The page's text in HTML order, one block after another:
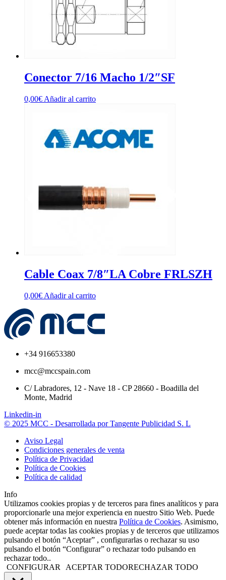
Conector 7/16 Macho 1/2″SF
0,00€ Añadir al carrito
Cable Coax 7/8″LA Cobre FRLSZH
0,00€ Añadir al carrito
+34 916653380
mcc@mccspain.com
C/ Labradores, 12 - Nave 18 - CP 28660 - Boadilla del
Monte, Madrid
Linkedin-in
© 2025 MCC - Desarrollada por Tangente Publicidad S. L
Aviso Legal
Condiciones generales de venta
Política de Privacidad
Política de Cookies
Política de calidad
Info
Utilizamos cookies propias y de terceros para fines analíticos y para
proporcionarle una mejor experiencia en nuestro Sitio Web. Puede
obtener más información en nuestra Política de Cookies. Asimismo,
puede aceptar todas las cookies propias y de terceros que utilizamos
pulsando el botón “Aceptar” , configurarlas o rechazar su uso
pulsando el botón “Configurar” o rechazar todo pulsando en
rechazar todo..
CONFIGURAR
ACEPTAR TODORECHAZAR TODO